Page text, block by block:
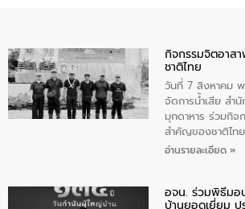
กิจกรรมจิตอา
ชาติไทย
วันที่ 7 สิงหาคม
จัดการน้ำเสีย สำนั
มุกดาหาร ร่วมกิ
สําคัญของชาติไท
สมภพ สมเด็จพระ
ทิพย์คำ รองผู้ว่าร
อ่านรายละเอียด »
อจน. ร่วมพิธีมอ
บ้านยอดเยี่ยม ป